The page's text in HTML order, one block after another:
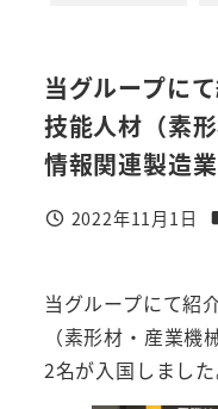
当グループに
技能人材（素
情報関連製造
投稿日
2022年11月1日
当グループにて紹
（素形材・産業機
2名が入国しました